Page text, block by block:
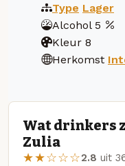
Type Lager
Alcohol 5
Kleur 8
Herkomst
Wat drinkers
Zulia
★★☆☆☆2.8 uit